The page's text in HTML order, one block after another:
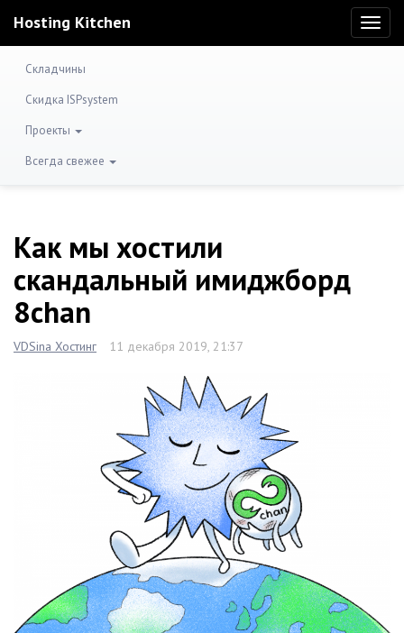
Hosting Kitchen
Складчины
Скидка ISPsystem
Проекты
Всегда свежее
Как мы хостили
скандальный имиджборд
8chan
VDSina Хостинг 11 декабря 2019, 21:37